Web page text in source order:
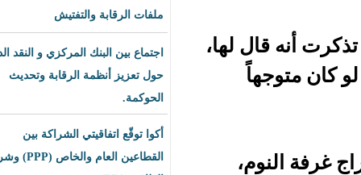
ملفات الرقابة والتفتيش
اجتماع بين البنك المركزي و النقد الدولي
حول تعزيز أنظمة الرقابة وتحديث
أكوا توقّع اتفاقيتي الشراكة بين
القطاعين العام والخاص (PPP) وشراء
لها،